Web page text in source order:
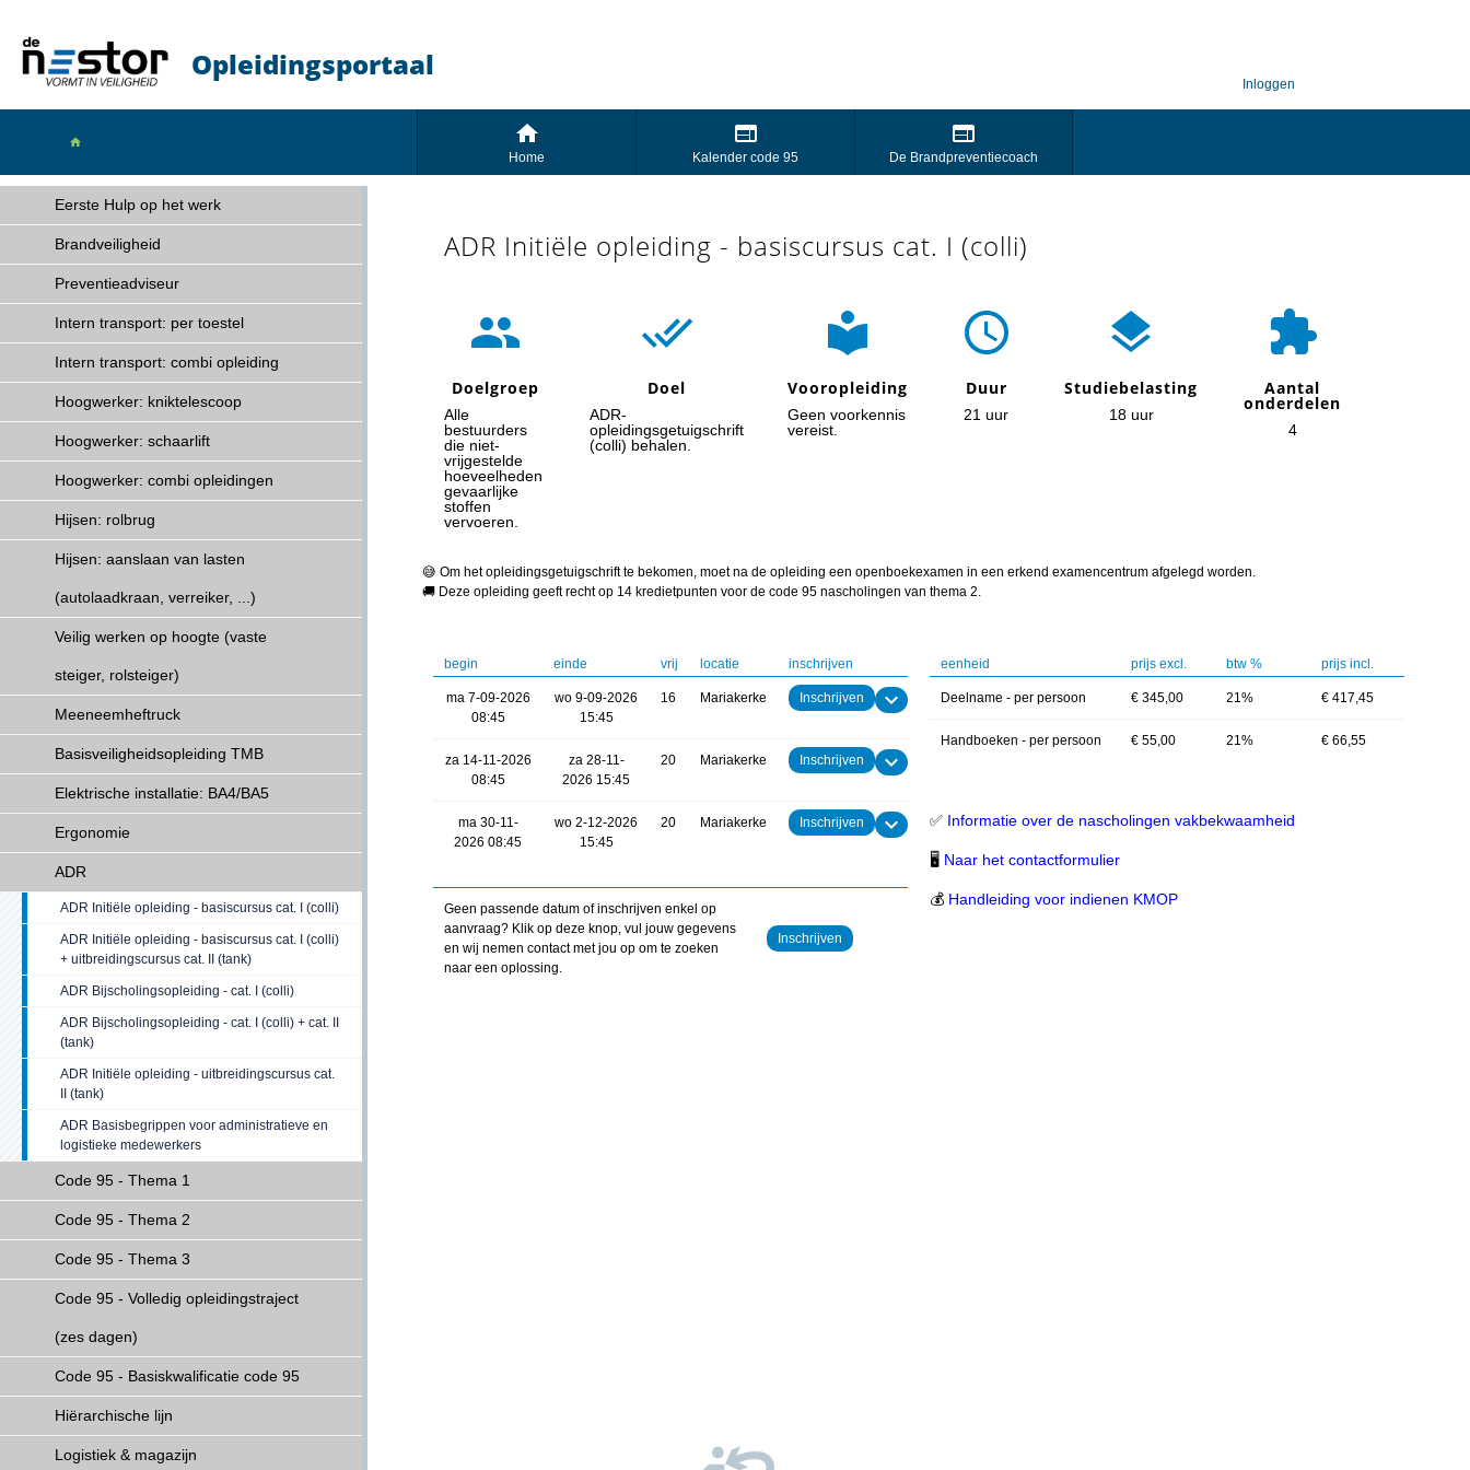
Opleidingsportaal
Inloggen

Home Kalender code 95 De Brandpreventiecoach
Eerste Hulp op het werk
Brandveiligheid
Preventieadviseur
Intern transport: per toestel
Intern transport: combi opleiding
Hoogwerker: kniktelescoop
Hoogwerker: schaarlift
Hoogwerker: combi opleidingen
Hijsen: rolbrug
Hijsen: aanslaan van lasten
(autolaadkraan, verreiker, ...)
Veilig werken op hoogte (vaste
steiger, rolsteiger)
Meeneemheftruck
Basisveiligheidsopleiding TMB
Elektrische installatie: BA4/BA5
Ergonomie
ADR
ADR Initiële opleiding - basiscursus cat. I (colli)
ADR Initiële opleiding - basiscursus cat. I (colli)
+ uitbreidingscursus cat. II (tank)
ADR Bijscholingsopleiding - cat. I (colli)
ADR Bijscholingsopleiding - cat. I (colli) + cat. II
(tank)
ADR Initiële opleiding - uitbreidingscursus cat.
II (tank)
ADR Basisbegrippen voor administratieve en
logistieke medewerkers
Code 95 - Thema 1
Code 95 - Thema 2
Code 95 - Thema 3
Code 95 - Volledig opleidingstraject
(zes dagen)
Code 95 - Basiskwalificatie code 95
Hiërarchische lijn
Logistiek & magazijn
ADR Initiële opleiding - basiscursus cat. I (colli)

Doelgroep
Alle
bestuurders
die niet-
vrijgestelde
hoeveelheden
gevaarlijke
stoffen
vervoeren.

Doel
ADR-
opleidingsgetuigschrift
(colli) behalen.

Vooropleiding
Geen voorkennis
vereist.

Duur
21 uur

Studiebelasting
18 uur

Aantal
onderdelen
4
😅 Om het opleidingsgetuigschrift te bekomen, moet na de opleiding een openboekexamen in een erkend examencentrum afgelegd worden.
🚚 Deze opleiding geeft recht op 14 kredietpunten voor de code 95 nascholingen van thema 2.
begin einde vrij locatie inschrijven
ma 7-09-2026
08:45
wo 9-09-2026
15:45
16 Mariakerke Inschrijven
za 14-11-2026
08:45
za 28-11-
2026 15:45
20 Mariakerke Inschrijven
ma 30-11-
2026 08:45
wo 2-12-2026
15:45
20 Mariakerke Inschrijven
Geen passende datum of inschrijven enkel op
aanvraag? Klik op deze knop, vul jouw gegevens
en wij nemen contact met jou op om te zoeken
naar een oplossing.
Inschrijven
eenheid prijs excl. btw % prijs incl.
Deelname - per persoon € 345,00 21% € 417,45
Handboeken - per persoon € 55,00 21% € 66,55
✅ Informatie over de nascholingen vakbekwaamheid
🖥 Naar het contactformulier
💰 Handleiding voor indienen KMOP